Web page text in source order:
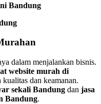
Bandung
dalam menjalankan bisnis.
website murah di
dan keamanan.
sekali Bandung dan jasa
Bandung.